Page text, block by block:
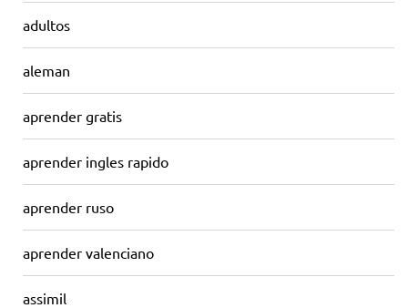
adultos
aleman
aprender gratis
aprender ingles rapido
aprender ruso
aprender valenciano
assimil